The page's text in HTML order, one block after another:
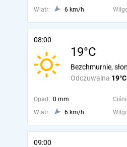
Wiatr: 6 km/h
08:00
19°C
Odczuwalna 19°C
Bezchmurnie,
Opad: 0 mm
Wiatr:
6 km/h
09:00